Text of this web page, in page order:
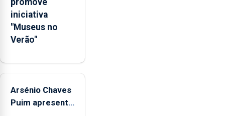
junto
das
crianças
promove
iniciativa
"Museus no
Verão"
Arsénio Chaves
Puim apresenta